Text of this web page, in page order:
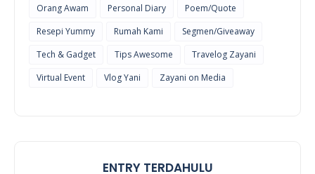
Orang Awam
Personal Diary
Poem/Quote
Resepi Yummy
Rumah Kami
Segmen/Giveaway
Tech & Gadget
Tips Awesome
Travelog Zayani
Virtual Event
Vlog Yani Zayani on Media
ENTRY TERDAHULU